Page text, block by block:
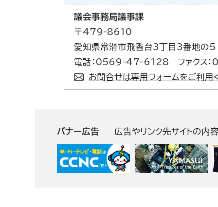
議会事務局議事課
〒479-8610
愛知県常滑市飛香台3丁目3番地の5
電話：0569-47-6128 ファクス
お問合せは専用フォームをご利用
バナー広告 広告やリンク先サイトの内